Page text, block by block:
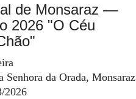
de Monsaraz —
2026 "O Céu
Senhora da Orada, Monsaraz
2026